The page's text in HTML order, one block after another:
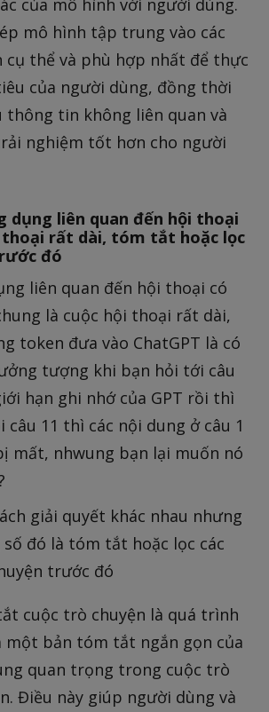
của mô hình với người dùng.
mô hình tập trung vào các
cụ thể và phù hợp nhất để thực
của người dùng, đồng thời
thông tin không liên quan và
nghiệm tốt hơn cho người
dụng liên quan đến hội thoại
rất dài, tóm tắt hoặc lọc
đó
liên quan đến hội thoại có
là cuộc hội thoại rất dài,
token đưa vào ChatGPT là có
tượng khi bạn hỏi tới câu
hạn ghi nhớ của GPT rồi thì
câu 11 thì các nội dung ở câu 1
mất, nhwung bạn lại muốn nó
giải quyết khác nhau nhưng
đó là tóm tắt hoặc lọc các
trước đó
cuộc trò chuyện là quá trình
một bản tóm tắt ngắn gọn của
quan trọng trong cuộc trò
Điều này giúp người dùng và